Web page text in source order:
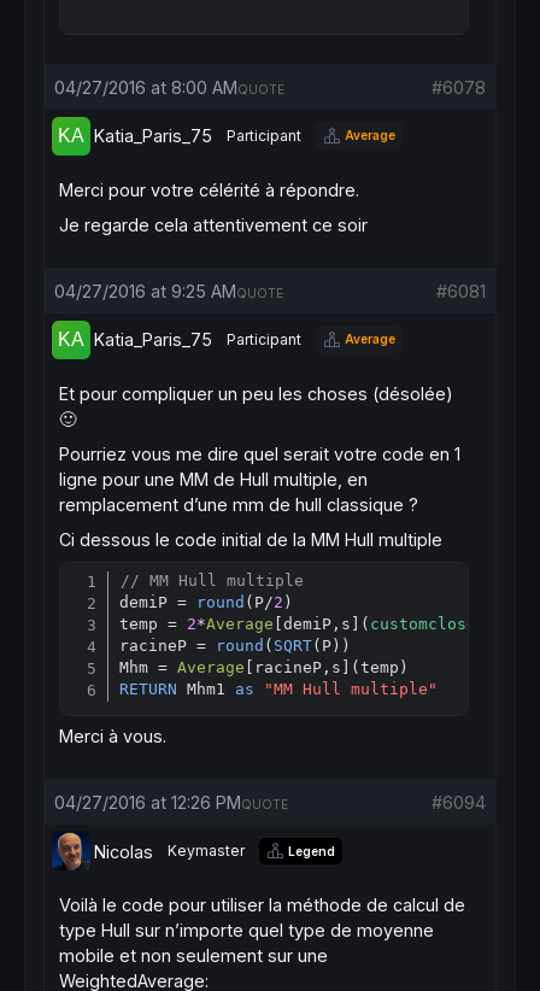
04/27/2016 at 8:00 AM #6078
QUOTE
Katia_Paris_75 Participant Average
Merci pour votre célérité à répondre.
Je regarde cela attentivement ce soir
04/27/2016 at 9:25 AM #6081
QUOTE
Katia_Paris_75 Participant Average
Et pour compliquer un peu les choses (désolée)
🙂
Pourriez vous me dire quel serait votre code en 1
ligne pour une MM de Hull multiple, en
remplacement d’une mm de hull classique ?
Ci dessous le code initial de la MM Hull multiple
// MM Hull multiple
demiP =
round (P/2 )
temp = 2*Average [demiP,s]( customclose
racineP =
round ( SQRT(P))
Mhm = Average [
RETURN Mhm1 as "MM Hull multiple"
Merci à vous.
04/27/2016 at 12:26 PM #6094
QUOTE
Nicolas Keymaster Legend
Voilà le code pour utiliser la méthode de calcul de
type Hull sur n’importe quel type de moyenne
mobile et non seulement sur une
WeightedAverage: